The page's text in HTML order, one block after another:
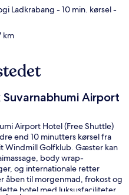
Ladkrabang - 10 min. kørsel-
km
Airport
Airport Hotel (Free Shuttle)
end 10 minutters kørsel fra
Windmill Golfklub. Gæster kan
body wrap-
og internationale retter
åben til morgenmad, frokost og
hotel med luksusfaciliteter